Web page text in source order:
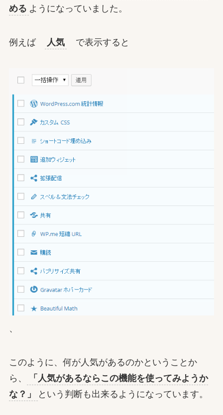
める ようになっていました。
例えば 人気 で表示すると
、
このように、何が人気があるのかということか
ら、
「人気があるならこの機能を使ってみようか
な？」
という判断も出来るようになっています。